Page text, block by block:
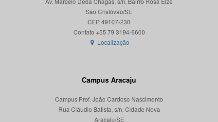
São Cristóvão/SE
CEP 49107-230
Localização
Campus Aracaju
Campus Prof. João Cardoso Nascimento
Rua Cláudio Batista, s/n, Cidade Nova
Aracaju/SE